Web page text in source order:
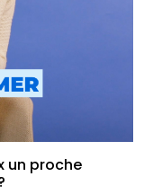
un proche